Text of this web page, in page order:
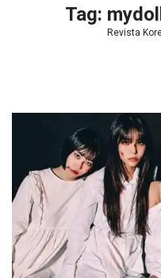
Tag:
Revista